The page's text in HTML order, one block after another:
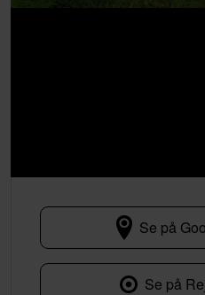
Se på
Se på